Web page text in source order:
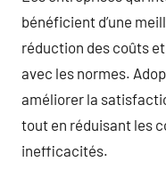
bénéficient d’une
réduction des coûts
avec les normes.
améliorer la
tout en réduisant les
inefficacités.